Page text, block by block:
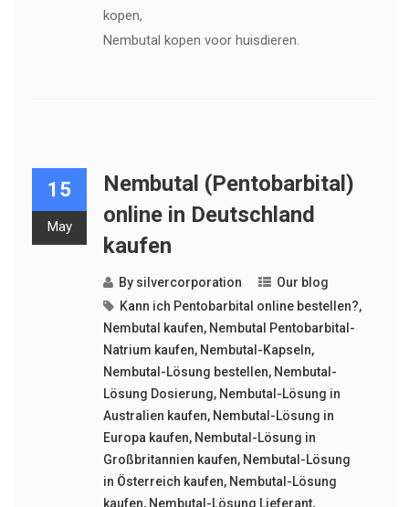
kopen,
Nembutal kopen voor huisdieren.
15
May
Nembutal (Pentobarbital)
online in Deutschland
kaufen
By silvercorporation
Our blog
Kann ich Pentobarbital online bestellen?,
Nembutal kaufen, Nembutal Pentobarbital-
Natrium kaufen, Nembutal-Kapseln,
Nembutal-Lösung bestellen, Nembutal-
Lösung Dosierung, Nembutal-Lösung in
Australien kaufen, Nembutal-Lösung in
Europa kaufen, Nembutal-Lösung in
Großbritannien kaufen, Nembutal-Lösung
in Österreich kaufen, Nembutal-Lösung
kaufen, Nembutal-Lösung Lieferant,